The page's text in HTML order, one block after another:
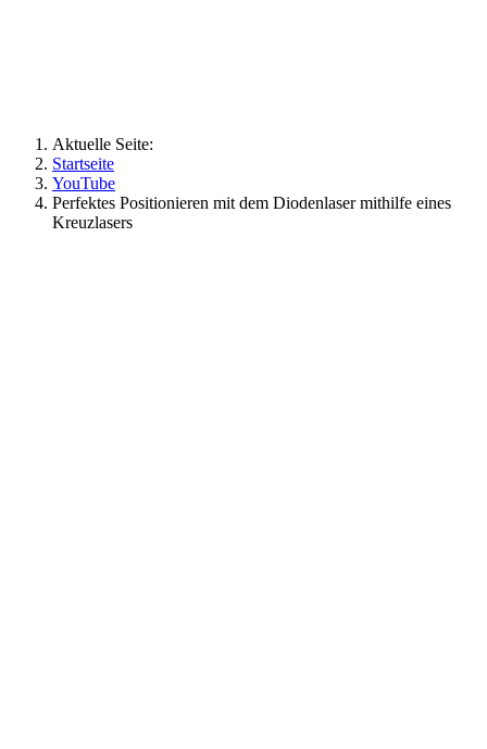
Aktuelle Seite:
Startseite
YouTube
Perfektes Positionieren mit dem Diodenlaser mithilfe eines
Kreuzlasers